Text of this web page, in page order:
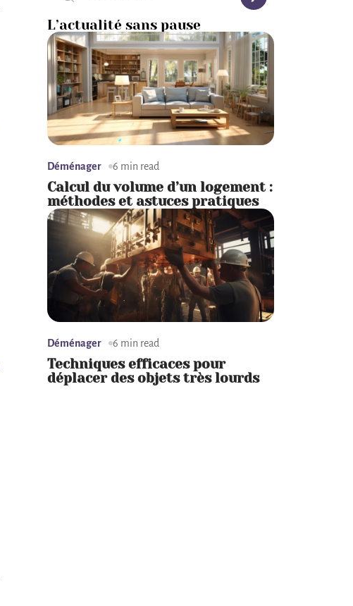
L’actualité sans pause
Déménager 6 min read
Calcul du volume d’un logement :
méthodes et astuces pratiques
Déménager 6 min read
Techniques efficaces pour
déplacer des objets très lourds